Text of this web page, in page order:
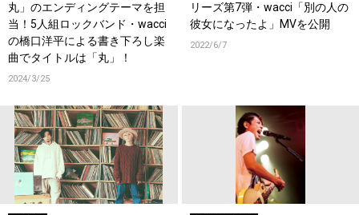
丸」のエンディングテーマを担
当！5人組ロックバンド・wacci
の橋口洋平による書き下ろし楽
曲でタイトルは「丸」！
2024/3/25
リーズ第7弾・wacci「別の人の
彼女になったよ」MVを公開
2022/6/7